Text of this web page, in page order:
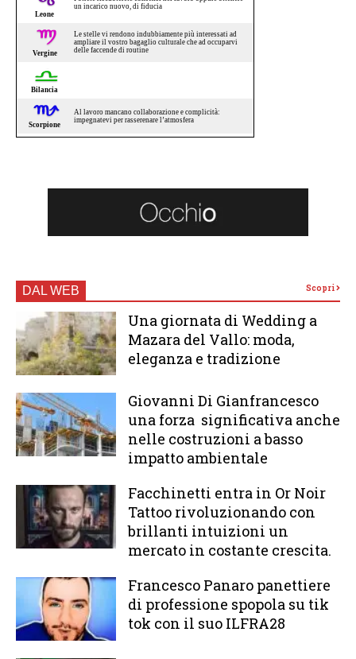
DAL WEB Scopri
Una giornata di Wedding a
Mazara del Vallo: moda,
eleganza e tradizione
Giovanni Di Gianfrancesco
una forza significativa anche
nelle costruzioni a basso
impatto ambientale
Facchinetti entra in Or Noir
Tattoo rivoluzionando con
brillanti intuizioni un
mercato in costante crescita.
Francesco Panaro panettiere
di professione spopola su tik
tok con il suo ILFRA28